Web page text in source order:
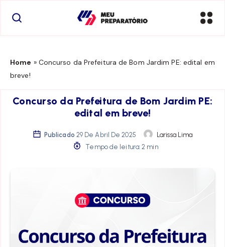
Home » Concurso da Prefeitura de Bom Jardim PE: edital em
breve!
Concurso da Prefeitura de Bom Jardim PE:
edital em breve!
Publicado 29 De Abril De 2025
Larissa Lima
Tempo de leitura: 2 min